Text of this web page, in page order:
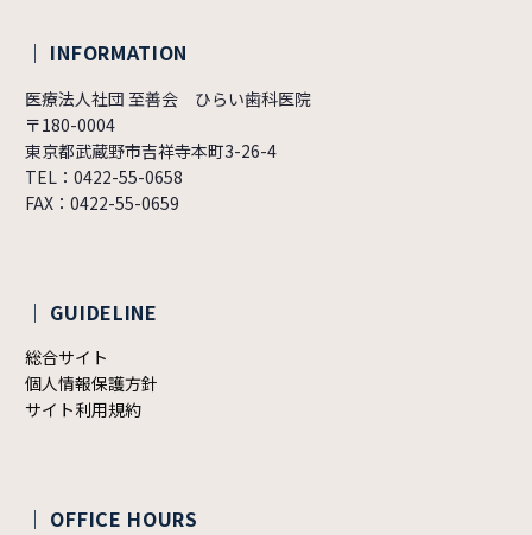
｜ INFORMATION
医療法人社団 至善会 ひらい歯科医院
〒180-0004
東京都武蔵野市吉祥寺本町3-26-4
TEL：0422-55-0658
FAX：0422-55-0659
｜ GUIDELINE
総合サイト
個人情報保護方針
サイト利用規約
｜ OFFICE HOURS